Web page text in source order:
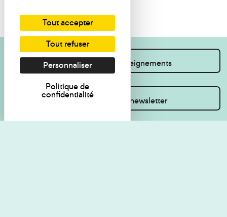
Je souhaite des renseignements
Inscrivez-vous à la newsletter
Tout accepter
Tout refuser
Personnaliser
Politique de
confidentialité